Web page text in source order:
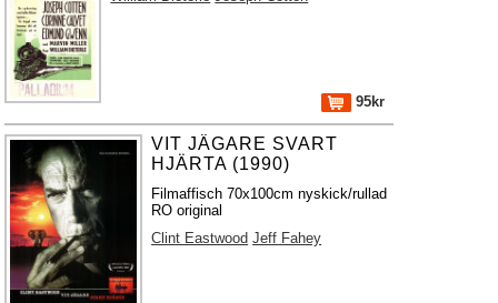
95kr
VIT JÄGARE SVART
HJÄRTA (1990)
Filmaffisch 70x100cm nyskick/rullad
RO original
Clint Eastwood Jeff Fahey